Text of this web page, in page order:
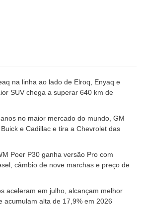
na linha ao lado de Elroq, Enyaq e
SUV chega a superar 640 km de
no maior mercado do mundo, GM
e Cadillac e tira a Chevrolet das
Poer P30 ganha versão Pro com
câmbio de nove marchas e preço de
aceleram em julho, alcançam melhor
acumulam alta de 17,9% em 2026